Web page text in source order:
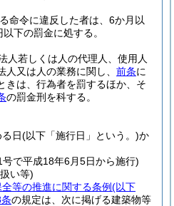
命令に違反した者は、6か月以
下の罰金に処する。
人若しくは人の代理人、使用人
又は人の業務に関し、 前条に
きは、行為者を罰するほか、そ
の罰金刑を科する。
日(以下「施行日」という。)か
で平成18年6月5日から施行)
い等)
等の推進に関する条例(以下
の規定は、次に掲げる建築物等